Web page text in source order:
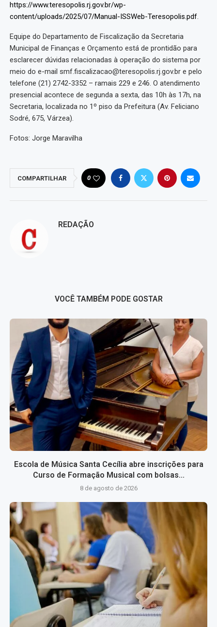
https://www.teresopolis.rj.gov.br/wp-
content/uploads/2025/07/Manual-ISSWeb-Teresopolis.pdf.
Equipe do Departamento de Fiscalização da Secretaria
Municipal de Finanças e Orçamento está de prontidão para
esclarecer dúvidas relacionadas à operação do sistema por
meio do e-mail smf.fiscalizacao@teresopolis.rj.gov.br e pelo
telefone (21) 2742-3352 – ramais 229 e 246. O atendimento
presencial acontece de segunda a sexta, das 10h às 17h, na
Secretaria, localizada no 1º piso da Prefeitura (Av. Feliciano
Sodré, 675, Várzea).
Fotos: Jorge Maravilha
COMPARTILHAR 0
REDAÇÃO
VOCÊ TAMBÉM PODE GOSTAR
Escola de Música Santa Cecília abre inscrições para
Curso de Formação Musical com bolsas...
8 de agosto de 2026